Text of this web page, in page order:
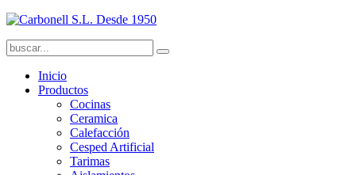
Inicio
Productos
Cocinas
Ceramica
Calefacción
Cesped Artificial
Tarimas